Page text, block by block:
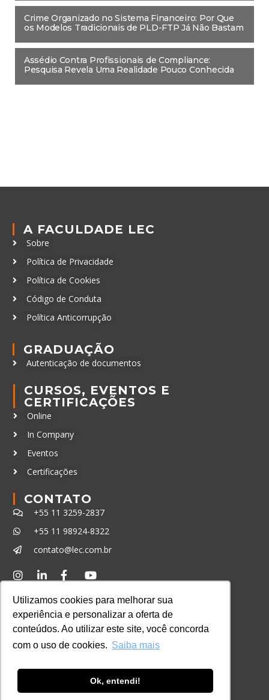
Utilizamos cookies para melhorar sua
experiência e personalizar a oferta de
conteúdos. Ao utilizar este site, você concorda
com o uso de cookies. Saiba mais
Ok, entendi!
Crime Organizado no Sistema Financeiro: Por Que
os Modelos Tradicionais de PLD-FTP Já Não Bastam
Assédio Contra Profissionais de Compliance:
Pesquisa Revela Uma Realidade Pouco Conhecida
A FACULDADE LEC
Sobre
Política de Privacidade
Política de Cookies
Código de Conduta
Política Anticorrupção
GRADUAÇÃO
Autenticação de documentos
CURSOS, EVENTOS E
CERTIFICAÇÕES
Online
In Company
Eventos
Certificações
CONTATO
+55 11 3259-2837
+55 11 98924-8322
contato@lec.com.br
Consulte aqui o cadastro da Instituição no
Sistema e-MEC